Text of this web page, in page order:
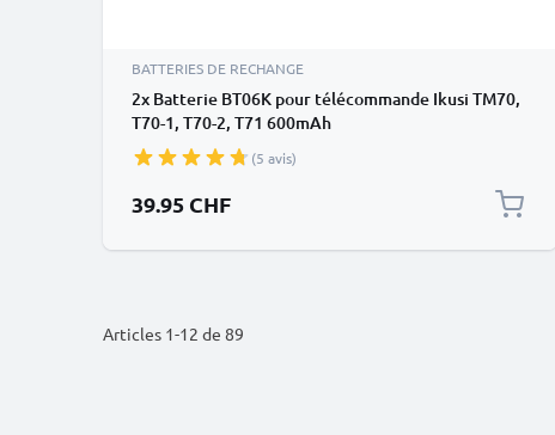
BATTERIES DE RECHANGE
2x Batterie BT06K pour télécommande Ikusi TM70,
T70-1, T70-2, T71 600mAh
(5 avis)
39.95 CHF
Articles 1-12 de 89